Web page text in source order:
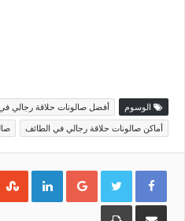
الوسوم
أفضل صالونات حلاقة رجالي
أماكن صالونات حلاقة رجالي في الطائف
Google+
مشاركةطباعة